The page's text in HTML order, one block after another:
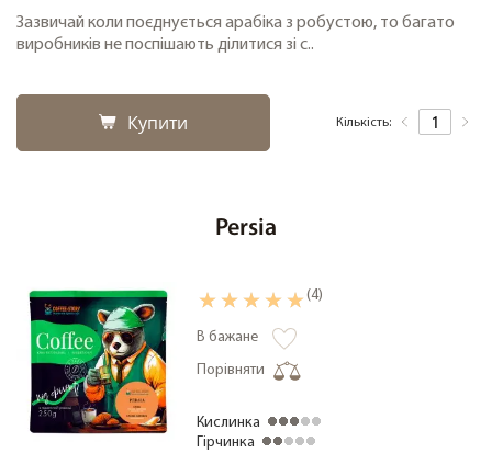
Зазвичай коли поєднується арабіка з робустою, то багато
виробників не поспішають ділитися зі с..
Купити Кількість:
Persia
(4)
В бажане
Порівняти
Кислинка
Гірчинка